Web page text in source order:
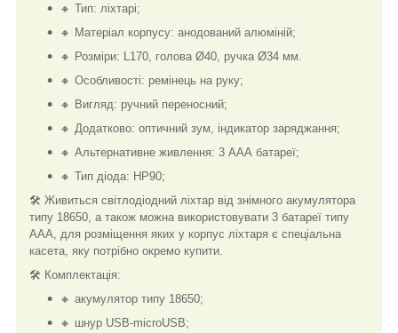
🔸 Тип: ліхтарі;
🔸 Матеріал корпусу: анодований алюміній;
🔸 Розміри: L170, голова Ø40, ручка Ø34 мм.
🔸 Особливості: ремінець на руку;
🔸 Вигляд: ручний переносний;
🔸 Додатково: оптичний зум, індикатор заряджання;
🔸 Альтернативне живлення: 3 ААА батареї;
🔸 Тип діода: HP90;
🛠️ Живиться світлодіодний ліхтар від знімного акумулятора
типу 18650, а також можна використовувати 3 батареї типу
ААА, для розміщення яких у корпус ліхтаря є спеціальна
касета, яку потрібно окремо купити.
🛠️ Комплектація:
🔸 акумулятор типу 18650;
🔸 шнур USB-microUSB;